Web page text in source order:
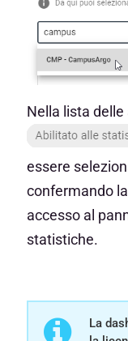
Nella lista
essere
confermando
accesso al
statistiche.
La